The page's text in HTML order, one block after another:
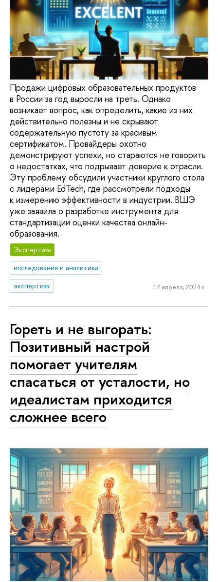
Продажи цифровых образовательных продуктов
в России за год выросли на треть. Однако
возникает вопрос, как определить, какие из них
действительно полезны и не скрывают
содержательную пустоту за красивым
сертификатом. Провайдеры охотно
демонстрируют успехи, но стараются не говорить
о недостатках, что подрывает доверие к отрасли.
Эту проблему обсудили участники круглого стола
с лидерами EdTech, где рассмотрели подходы
к измерению эффективности в индустрии. ВШЭ
уже заявила о разработке инструмента для
стандартизации оценки качества онлайн-
образования.
Экспертиза
исследования и аналитика
экспертиза
17 апреля, 2024 г.
Гореть и не выгорать:
Позитивный настрой
помогает учителям
спасаться от усталости, но
идеалистам приходится
сложнее всего